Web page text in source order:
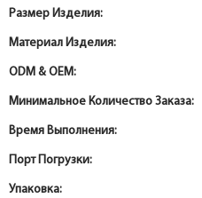
Размер Изделия:
Материал Изделия:
ODM & OEM:
Минимальное Количество Заказа:
Время Выполнения:
Порт Погрузки:
Упаковка: